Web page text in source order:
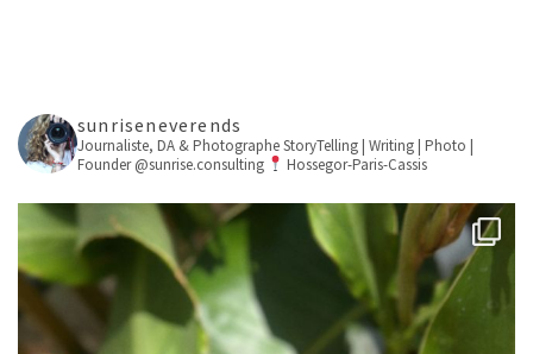
sunriseneverends
Journaliste, DA & PhotographeStoryTelling | Writing | Photo |
Founder @sunrise.consulting
Hossegor-Paris-Cassis